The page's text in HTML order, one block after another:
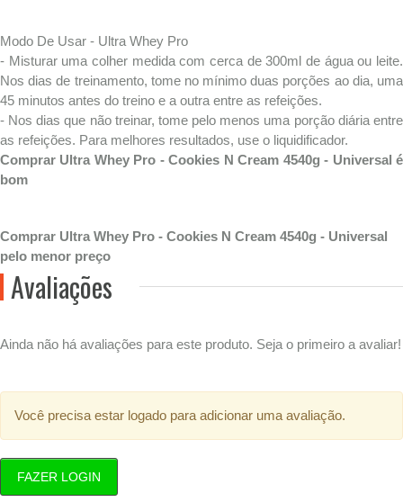
Modo De Usar - Ultra Whey Pro
- Misturar uma colher medida com cerca de 300ml de água ou leite.
Nos dias de treinamento, tome no mínimo duas porções ao dia, uma
45 minutos antes do treino e a outra entre as refeições.
- Nos dias que não treinar, tome pelo menos uma porção diária entre
as refeições. Para melhores resultados, use o liquidificador.
Comprar Ultra Whey Pro - Cookies N Cream 4540g - Universal é
bom
Comprar Ultra Whey Pro - Cookies N Cream 4540g - Universal
pelo menor preço
Avaliações
Ainda não há avaliações para este produto. Seja o primeiro a avaliar!
Você precisa estar logado para adicionar uma avaliação.
FAZER LOGIN